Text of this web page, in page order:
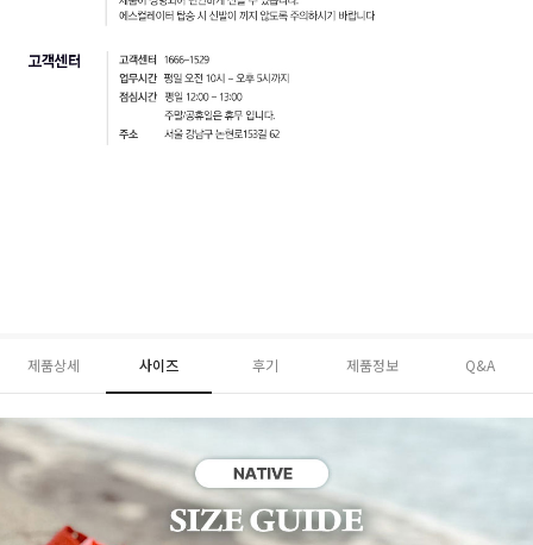
제품상세 사이즈 후기 제품정보 Q&A